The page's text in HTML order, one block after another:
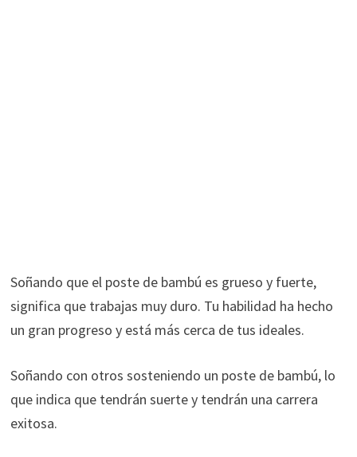
Soñando que el poste de bambú es grueso y fuerte,
significa que trabajas muy duro. Tu habilidad ha hecho
un gran progreso y está más cerca de tus ideales.
Soñando con otros sosteniendo un poste de bambú, lo
que indica que tendrán suerte y tendrán una carrera
exitosa.